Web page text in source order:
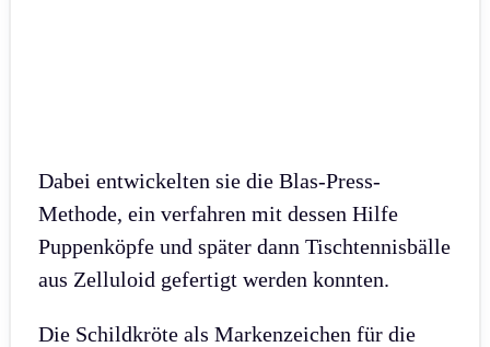
Dabei entwickelten sie die Blas-Press-
Methode, ein verfahren mit dessen Hilfe
Puppenköpfe und später dann Tischtennisbälle
aus Zelluloid gefertigt werden konnten.
Die Schildkröte als Markenzeichen für die